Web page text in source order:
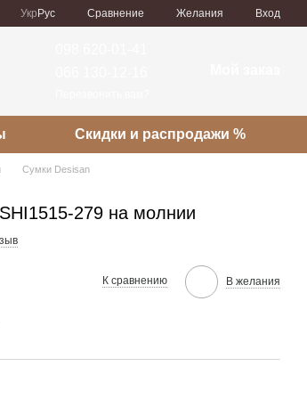
Укр Рус Сравнение Желания Вход
Скидки и распродажи %
Сумки Desisan
279 на молнии
К сравнению В желания